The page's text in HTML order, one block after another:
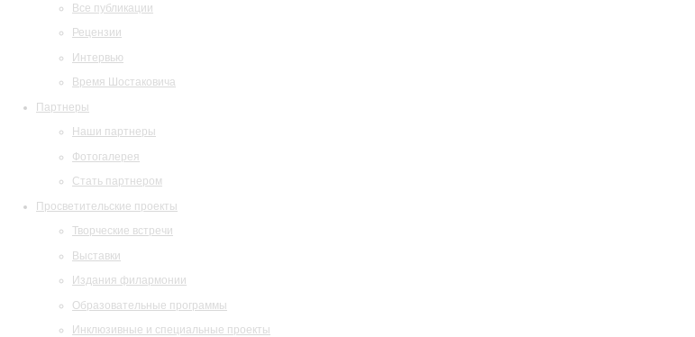
Все публикации
Рецензии
Интервью
Время Шостаковича
Партнеры
Наши партнеры
Фотогалерея
Стать партнером
Просветительские проекты
Творческие встречи
Выставки
Издания филармонии
Образовательные программы
Инклюзивные и специальные проекты